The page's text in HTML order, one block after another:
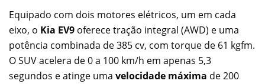
Equipado com dois motores elétricos, um em cada
eixo, o Kia EV9 oferece tração integral (AWD) e uma
potência combinada de 385 cv, com torque de 61 kgfm.
O SUV acelera de 0 a 100 km/h em apenas 5,3
segundos e atinge uma velocidade máxima de 200